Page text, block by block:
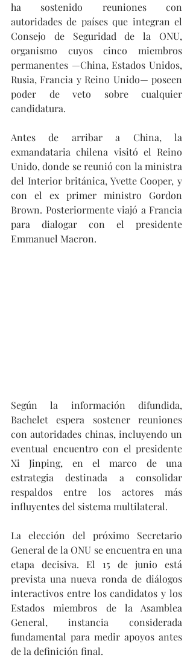
ha sostenido reuniones con
autoridades de países que integran el
Consejo de Seguridad de la ONU,
organismo cuyos cinco miembros
permanentes —China, Estados Unidos,
Rusia, Francia y Reino Unido— poseen
poder de veto sobre cualquier
candidatura.
Antes de arribar a China, la
exmandataria chilena visitó el Reino
Unido, donde se reunió con la ministra
del Interior británica, Yvette Cooper, y
con el ex primer ministro Gordon
Brown. Posteriormente viajó a Francia
para dialogar con el presidente
Emmanuel Macron.
Según la información difundida,
Bachelet espera sostener reuniones
con autoridades chinas, incluyendo un
eventual encuentro con el presidente
Xi Jinping, en el marco de una
estrategia destinada a consolidar
respaldos entre los actores más
influyentes del sistema multilateral.
La elección del próximo Secretario
General de la ONU se encuentra en una
etapa decisiva. El 15 de junio está
prevista una nueva ronda de diálogos
interactivos entre los candidatos y los
Estados miembros de la Asamblea
General, instancia considerada
fundamental para medir apoyos antes
de la definición final.